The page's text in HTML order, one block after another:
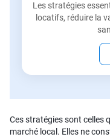
Les stratégies
locatifs, réduire la
Ces stratégies sont celles
marché local. Elles ne